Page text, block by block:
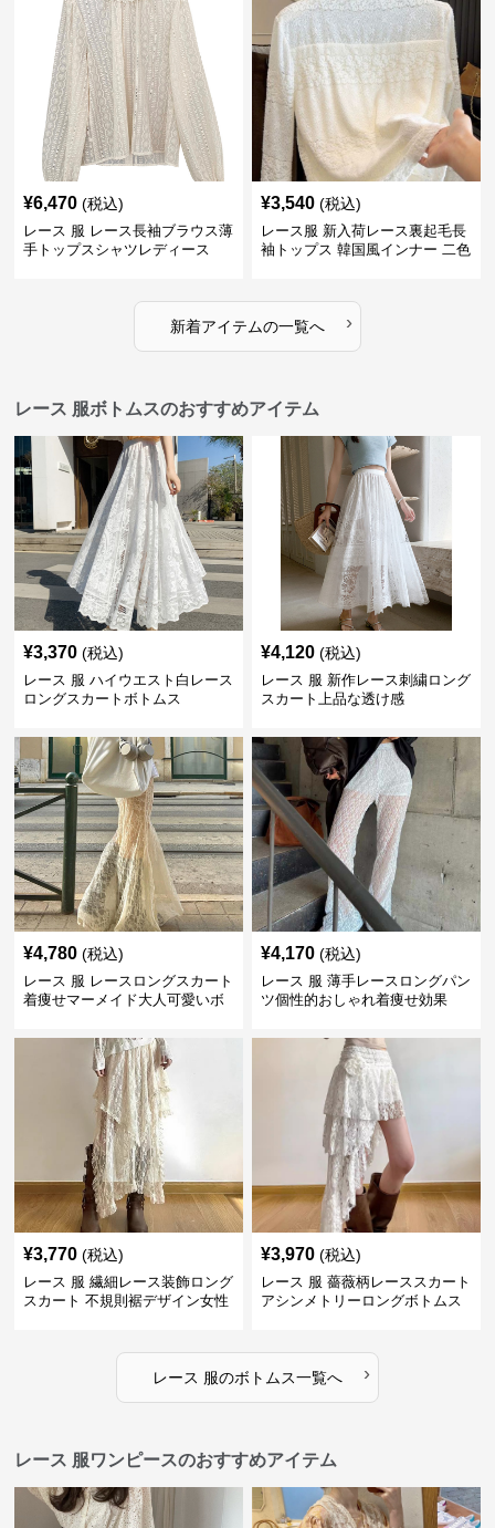
¥6,470 (税込)
レース 服 レース長袖ブラウス薄
手トップスシャツレディース
¥3,540 (税込)
レース服 新入荷レース裏起毛長
袖トップス 韓国風インナー 二色
新着アイテムの一覧へ ›
レース 服ボトムスのおすすめアイテム
¥3,370 (税込)
レース 服 ハイウエスト白レース
ロングスカートボトムス
¥4,120 (税込)
レース 服 新作レース刺繍ロング
スカート上品な透け感
¥4,780 (税込)
レース 服 レースロングスカート
着痩せマーメイド大人可愛いボ
¥4,170 (税込)
レース 服 薄手レースロングパン
ツ個性的おしゃれ着痩せ効果
¥3,770 (税込)
レース 服 繊細レース装飾ロング
スカート 不規則裾デザイン女性
¥3,970 (税込)
レース 服 薔薇柄レーススカート
アシンメトリーロングボトムス
レース 服のボトムス一覧へ ›
レース 服ワンピースのおすすめアイテム